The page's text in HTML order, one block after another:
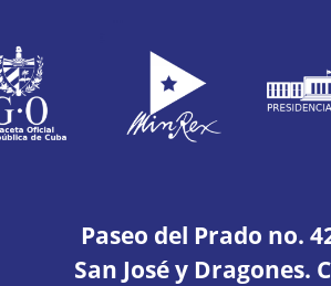
Paseo del Prado no.
San José y Dragones.